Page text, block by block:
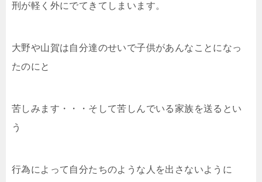
刑が軽く外にでてきてしまいます。
大野や山賀は自分達のせいで子供があんなことになっ
たのにと
苦しみます・・・そして苦しんでいる家族を送るとい
う
行為によって自分たちのような人を出さないように